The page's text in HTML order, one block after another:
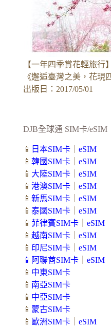
【一年四季賞花輕旅行】
《邂逅臺灣之美，花現
出版日：2017/05/01
DJB全球通 SIM卡/eSIM
📱 日本SIM卡｜ eSIM
📱 韓國SIM卡｜ eSIM
📱 大陸SIM卡｜ eSIM
📱 港澳SIM卡｜ eSIM
📱 新馬SIM卡｜ eSIM
📱 泰國SIM卡｜ eSIM
📱 菲律賓SIM卡｜ eSIM
📱 越南SIM卡｜ eSIM
📱 印尼SIM卡｜ eSIM
📱 阿聯酋SIM卡｜ eSIM
📱 中東SIM卡
📱 南亞SIM卡
📱 中亞SIM卡
📱 蒙古SIM卡
📱 歐洲SIM卡｜ eSIM